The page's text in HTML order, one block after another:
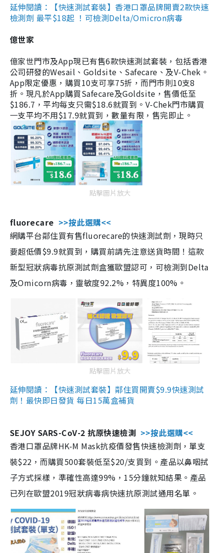
延伸閱讀：【快速測試套裝】香港口罩品牌開賣2款快速
檢測劑 最平$18起 ！可檢測Delta/Omicron病毒
億世家
億家世門市及App現已有售6款快速測試套裝，包括香港
公司研發的Wesail、Goldsite、Safecare、及V-Chek。
App限定優惠，購買10支可享75折，而門市則10支8
折。現凡於App購買Safecare及Goldsite，售價低至
$186.7，平均每支只需$18.6就買到。V-Chek門市購買
一支平均不用$17.9就買到，數量有限，售完即止。
點擊圖片放大
fluorecare >>按此選購<<
網購平台鄰住買有售fluorecare的快速測試劑，現時只
要超低價$9.9就買到，購買前請先注意送貨時間！這款
新型冠狀病毒抗原測試劑盒獲歐盟認可，可檢測到Delta
及Omicorn病毒，靈敏度92.2%，特異度100%。
點擊圖片放大
延伸閱讀：【快速測試套裝】鄰住買開賣$9.9快速測試
劑！最快即日發貨 每日15萬盒補貨
SEJOY SARS-CoV-2 抗原快速檢測 >>按此選購<<
香港口罩品牌HK-M Mask抗疫價發售快速檢測劑，單支
裝$22，而購買500套裝低至$20/支買到。產品以鼻咽拭
子方式採樣，準確性高達99%，15分鐘就知結果。產品
已列在歐盟2019冠狀病毒病快速抗原測試通用名單。